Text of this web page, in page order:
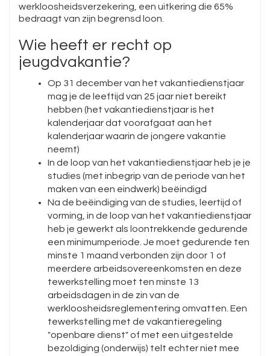
werkloosheidsverzekering, een uitkering die 65%
bedraagt van zijn begrensd loon.
Wie heeft er recht op
jeugdvakantie?
Op 31 december van het vakantiedienstjaar
mag je de leeftijd van 25 jaar niet bereikt
hebben (het vakantiedienstjaar is het
kalenderjaar dat voorafgaat aan het
kalenderjaar waarin de jongere vakantie
neemt)
In de loop van het vakantiedienstjaar heb je je
studies (met inbegrip van de periode van het
maken van een eindwerk) beëindigd
Na de beëindiging van de studies, leertijd of
vorming, in de loop van het vakantiedienstjaar
heb je gewerkt als loontrekkende gedurende
een minimumperiode. Je moet gedurende ten
minste 1 maand verbonden zijn door 1 of
meerdere arbeidsovereenkomsten en deze
tewerkstelling moet ten minste 13
arbeidsdagen in de zin van de
werkloosheidsreglementering omvatten. Een
tewerkstelling met de vakantieregeling
"openbare dienst" of met een uitgestelde
bezoldiging (onderwijs) telt echter niet mee